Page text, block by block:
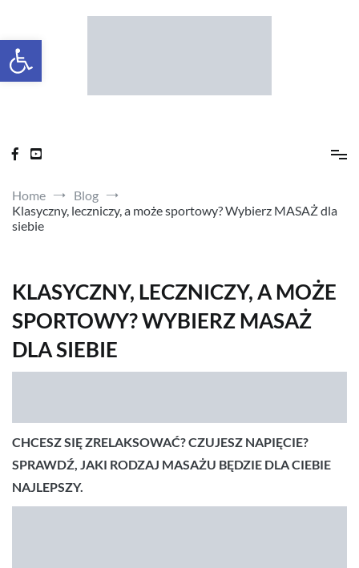
content
Home
Blog
Klasyczny, leczniczy, a może sportowy? Wybierz MASAŻ dla
siebie
KLASYCZNY, LECZNICZY, A MOŻE
SPORTOWY? WYBIERZ MASAŻ
DLA SIEBIE
CHCESZ SIĘ ZRELAKSOWAĆ? CZUJESZ NAPIĘCIE?
SPRAWDŹ, JAKI RODZAJ MASAŻU BĘDZIE DLA CIEBIE
NAJLEPSZY.
Otwórz pasek narzędzi